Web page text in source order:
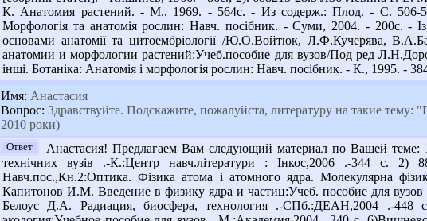
К. Анатомия растений. - М., 1969. - 564с. - Из содерж.: Плод. - С. 506-
Морфологія та анатомія рослин: Навч. посібник. - Суми, 2004. - 200с. -
основами анатомії та цитоембріології /Ю.О.Войтюк, Л.Ф.Кучерява,
анатомии и морфологии растений:Учеб.пособие для вузов/Под ред
інші. Ботаніка: Анатомія і морфологія рослин: Навч. посібник. - К., 1995. -
Имя: Анастасия
Вопрос: Здравствуйте. Подскажите, пожалуйста, литературу на такие тему:
2010 роки)
Ответ
Анастасия! Предлагаем Вам следующий материал по Вашей
технічних вузів .-К.:Центр навч.літератури : Інкос,2006 .-344
Навч.пос.,Кн.2:Оптика. Фізика атома і атомного ядра. Молекулярна
Капитонов И.М. Введение в физику ядра и частиц:Учеб. пособие для
Белоус Д.А. Радиация, биосфера, технология .-СПб.:ДЕАН,2004 .-